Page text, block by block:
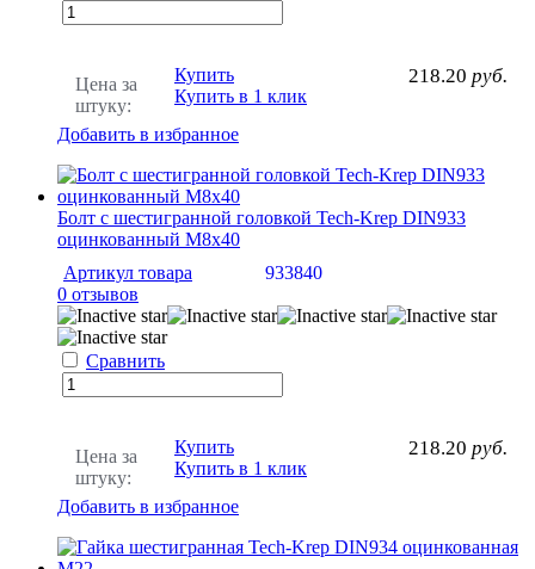
Цена за
штуку:
218.20 руб.
Купить
Купить в 1 клик
Добавить в избранное
Болт с шестигранной головкой Tech-Krep DIN933
оцинкованный М8х40
Артикул товара
933840
0 отзывов
Сравнить
Цена за
штуку:
218.20 руб.
Купить
Купить в 1 клик
Добавить в избранное